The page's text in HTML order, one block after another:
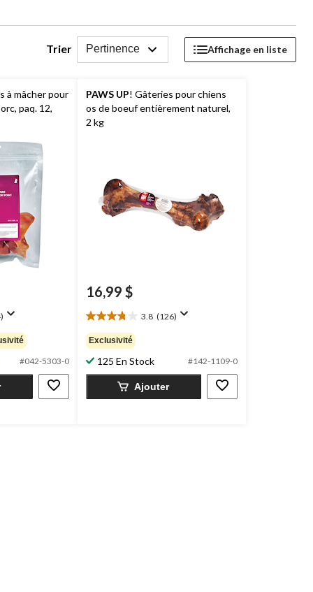
Trier Pertinence Affichage en liste
à mâcher pour
paq. 12,
#042-5303-0
PAWS UP! Gâteries pour chiens
os de boeuf entièrement naturel,
2 kg
16,99 $
3.8 (126)
3.8
étoile(s)
sur
5.
126
évaluations
Exclusivité
125 En Stock #142-1109-0
Ajouter